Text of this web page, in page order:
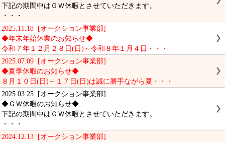
下記の期間中はＧＷ休暇とさせていただきます。
・・・
2025.11.18 [オークション事業部]
◆年末年始休業のお知らせ◆
令和７年１２月２８日(日)～令和８年１月４日・・・
2025.07.09 [オークション事業部]
◆夏季休暇のお知らせ◆
８月１０日(日)～１７日(日)は誠に勝手ながら夏・・・
2025.03.25 [オークション事業部]
◆ＧＷ休暇のお知らせ◆
下記の期間中はＧＷ休暇とさせていただきます。
・・・
2024.12.13 [オークション事業部]